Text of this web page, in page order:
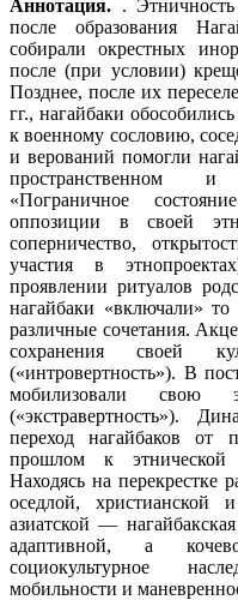
Аннотация. .
после образования
собирали окрестных
после (при условии)
Позднее, после их
гг., нагайбаки
к военному сословию,
и верований помогли
пространственном и
«Пограничное
оппозиции в своей
соперничество,
участия в
проявлении ритуалов
нагайбаки «включали»
различные сочетания.
сохранения своей
(«интровертность»). В
мобилизовали свою
(«экстравертность»).
переход нагайбаков от
прошлом к этнической
Находясь на перекрестке
оседлой, христианской
азиатской —
адаптивной, а
социокультурное
мобильности и